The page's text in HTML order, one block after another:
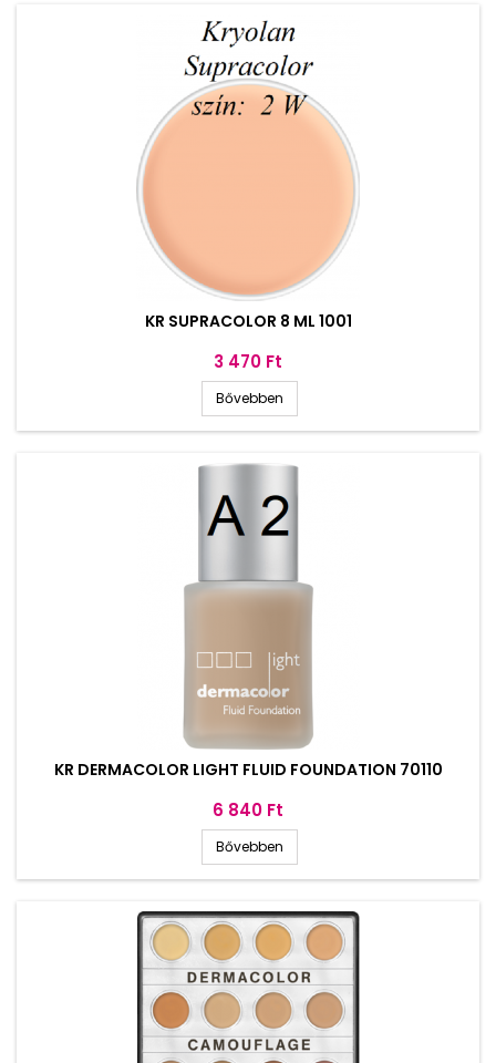
KR SUPRACOLOR 8 ML 1001
Ár
3 470 Ft
Bővebben
KR DERMACOLOR LIGHT FLUID FOUNDATION 70110
Ár
6 840 Ft
Bővebben